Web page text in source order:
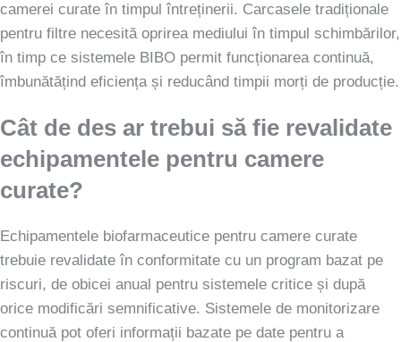
camerei curate în timpul întreținerii. Carcasele tradiționale
pentru filtre necesită oprirea mediului în timpul schimbărilor,
în timp ce sistemele BIBO permit funcționarea continuă,
îmbunătățind eficiența și reducând timpii morți de producție.
Cât de des ar trebui să fie revalidate
echipamentele pentru camere
curate?
Echipamentele biofarmaceutice pentru camere curate
trebuie revalidate în conformitate cu un program bazat pe
riscuri, de obicei anual pentru sistemele critice și după
orice modificări semnificative. Sistemele de monitorizare
continuă pot oferi informații bazate pe date pentru a